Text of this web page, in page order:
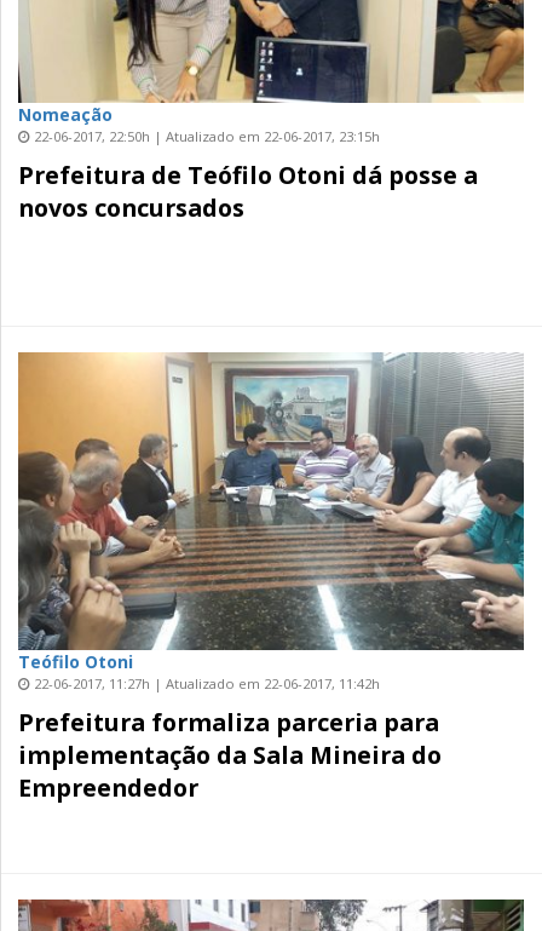
Nomeação
22-06-2017, 22:50h | Atualizado em 22-06-2017, 23:15h
Prefeitura de Teófilo Otoni dá posse a
novos concursados
Teófilo Otoni
22-06-2017, 11:27h | Atualizado em 22-06-2017, 11:42h
Prefeitura formaliza parceria para
implementação da Sala Mineira do
Empreendedor